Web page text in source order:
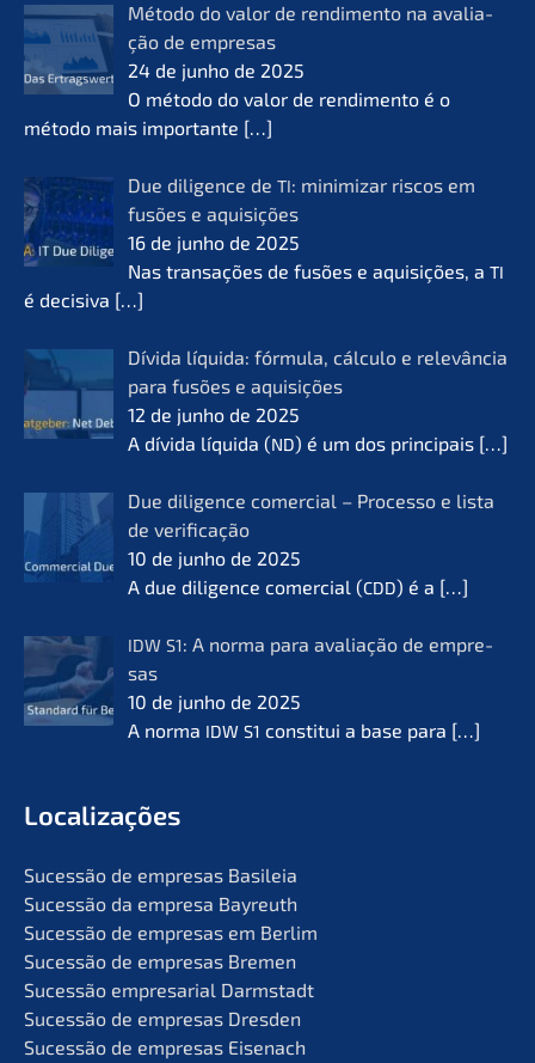
Método do valor de rendi­men­to na avalia­
ção de empre­sas
24 de junho de 2025
O método do valor de rendi­men­to é o
método mais importan­te […]
Due diligence de TI: minimi­zar riscos em
fusões e aquisi­ções
16 de junho de 2025
Nas transa­ções de fusões e aquisi­ções, a TI
é decisi­va […]
Dívida líqui­da: fórmu­la, cálcu­lo e relevân­cia
para fusões e aquisi­ções
12 de junho de 2025
A dívida líqui­da (ND) é um dos princi­pais […]
Due diligence comer­cial – Proces­so e lista
de verifi­ca­ção
10 de junho de 2025
A due diligence comer­cial (CDD) é a […]
IDW S1: A norma para avalia­ção de empre­
sas
10 de junho de 2025
A norma IDW S1 consti­tui a base para […]
Locali­za­ções
Suces­são de empre­sas Basileia
Suces­são da empre­sa Bayreuth
Suces­são de empre­sas em Berlim
Suces­são de empre­sas Bremen
Suces­são empre­sa­ri­al Darmstadt
Suces­são de empre­sas Dresden
Suces­são de empre­sas Eisenach